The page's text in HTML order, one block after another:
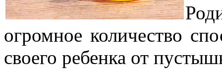
огромное количество
своего ребенка от